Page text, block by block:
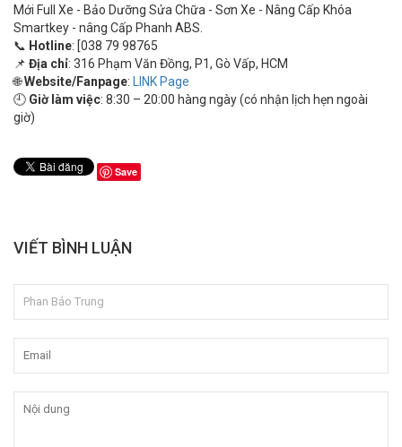
Mới Full Xe - Bảo Dưỡng Sửa Chữa - Sơn Xe - Nâng Cấp Khóa
Smartkey - nâng Cấp Phanh ABS.
📞 Hotline: [038 79 98765
📌 Địa chỉ: 316 Phạm Văn Đồng, P1, Gò Vấp, HCM
🌐Website/Fanpage: LINK Page
🕘 Giờ làm việc: 8:30 – 20:00 hàng ngày (có nhận lịch hẹn ngoài
giờ)
Save
VIẾT BÌNH LUẬN